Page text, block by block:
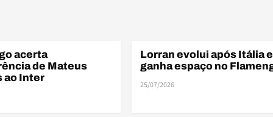
acerta
de Mateus
ao Inter
BASE
Lorran evolui após Itália e
ganha espaço no
25/07/2026